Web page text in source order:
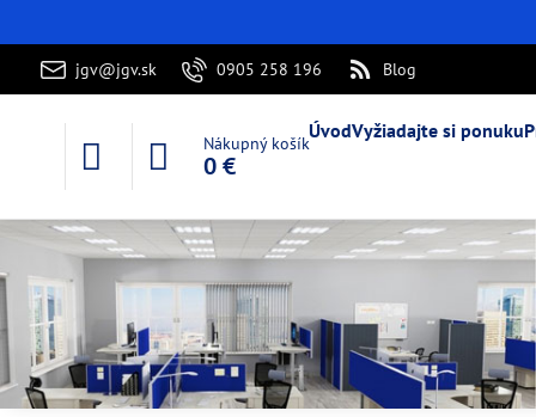
jgv@jgv.sk 0905 258 196 Blog
Nákupný košík
0 €
ÚvodVyžiadajte si ponuku